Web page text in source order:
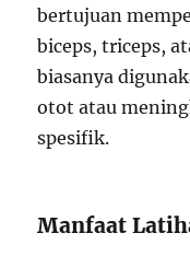
bertujuan
biceps, triceps,
biasanya
otot atau
spesifik.
Manfaat